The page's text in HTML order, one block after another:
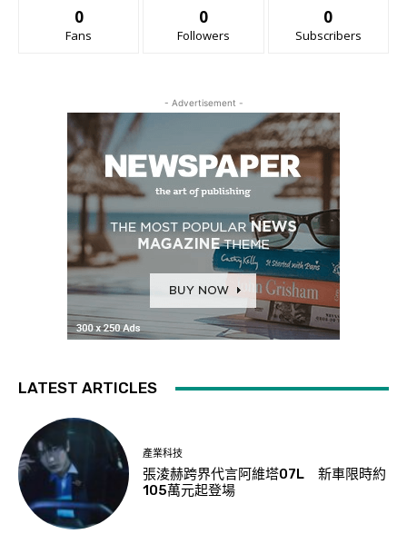
0
Fans
0
Followers
0
Subscribers
- Advertisement -
LATEST ARTICLES
產業科技
張淩赫跨界代言阿維塔07L 新車限時約
105萬元起登場